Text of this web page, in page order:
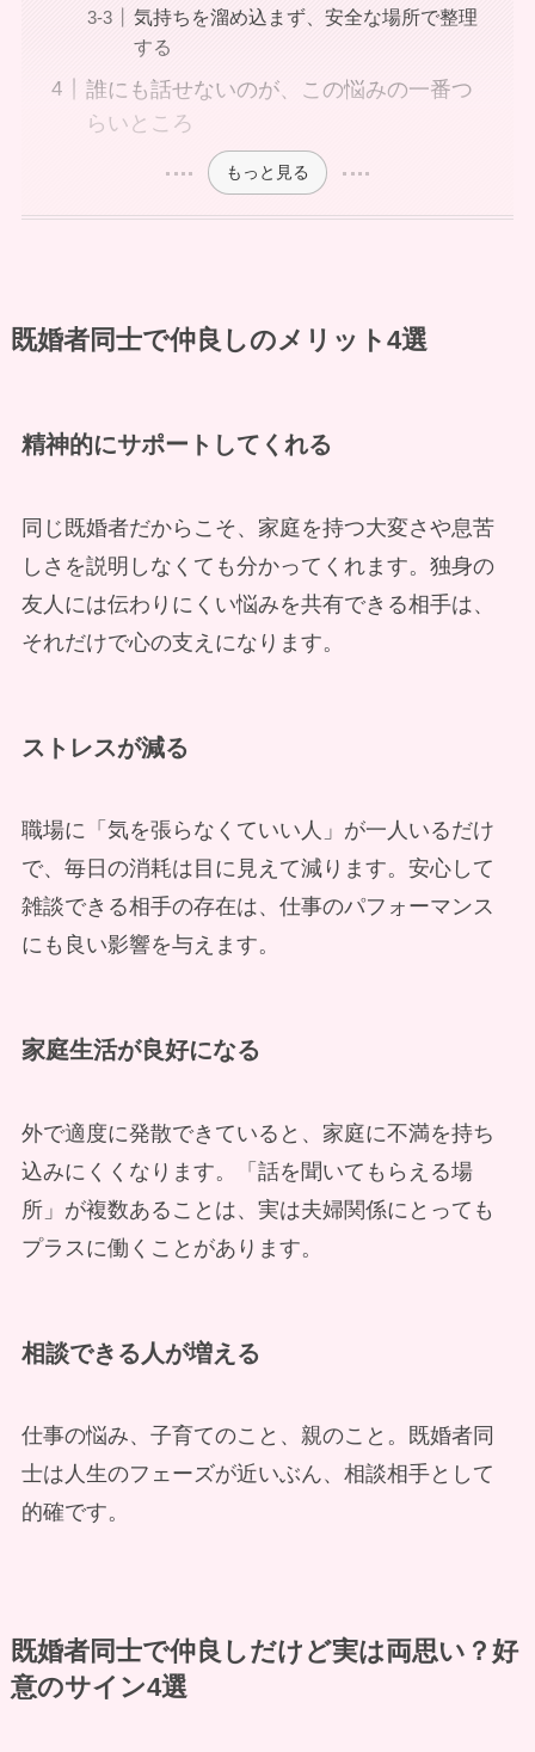
気持ちを溜め込まず、安全な場所で整理
する
誰にも話せないのが、この悩みの一番つ
らいところ
もっと見る
既婚者同士で仲良しのメリット4選
精神的にサポートしてくれる
同じ既婚者だからこそ、家庭を持つ大変さや息苦
しさを説明しなくても分かってくれます。独身の
友人には伝わりにくい悩みを共有できる相手は、
それだけで心の支えになります。
ストレスが減る
職場に「気を張らなくていい人」が一人いるだけ
で、毎日の消耗は目に見えて減ります。安心して
雑談できる相手の存在は、仕事のパフォーマンス
にも良い影響を与えます。
家庭生活が良好になる
外で適度に発散できていると、家庭に不満を持ち
込みにくくなります。「話を聞いてもらえる場
所」が複数あることは、実は夫婦関係にとっても
プラスに働くことがあります。
相談できる人が増える
仕事の悩み、子育てのこと、親のこと。既婚者同
士は人生のフェーズが近いぶん、相談相手として
的確です。
既婚者同士で仲良しだけど実は両思い？好
意のサイン4選